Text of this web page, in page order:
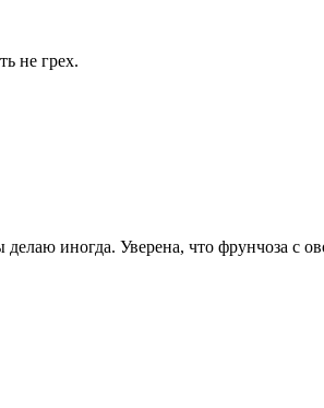
не грех.
иногда. Уверена, что фрунчоза с